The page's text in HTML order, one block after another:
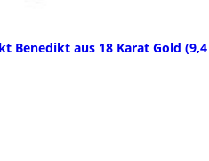
Benedikt aus 18 Karat Gold